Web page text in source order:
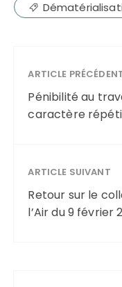
ARTICLE
Pénibilité au
caractère
ARTICLE SUIVANT
Retour sur le
l’Air du 9 février